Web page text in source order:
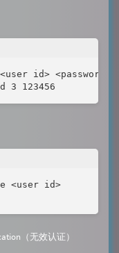
id> <password>
3 123456
<user id>
（无效认证）